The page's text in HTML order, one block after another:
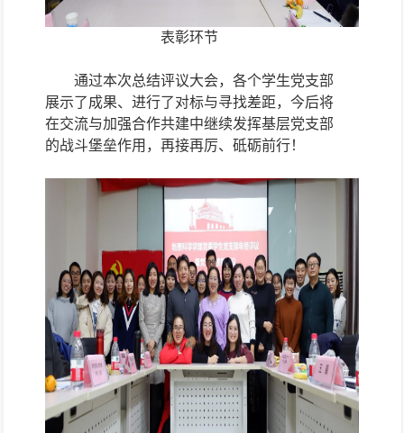
表彰环节
通过本次总结评议大会，各个学生党支部
展示了成果、进行了对标与寻找差距，今后将
在交流与加强合作共建中继续发挥基层党支部
的战斗堡垒作用，再接再厉、砥砺前行！